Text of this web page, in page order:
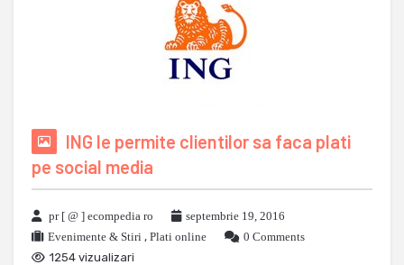
ING le permite clientilor sa faca plati
pe social media
pr [ @ ] ecompedia ro
septembrie 19, 2016
Evenimente & Stiri , Plati online
0 Comments
1254 vizualizari